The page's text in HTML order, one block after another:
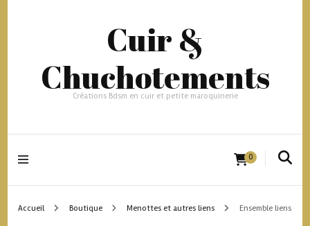
Cuir &
Chuchotements
Créations Bdsm en cuir et petite maroquinerie
0
Accueil Boutique Menottes et autres liens Ensemble liens